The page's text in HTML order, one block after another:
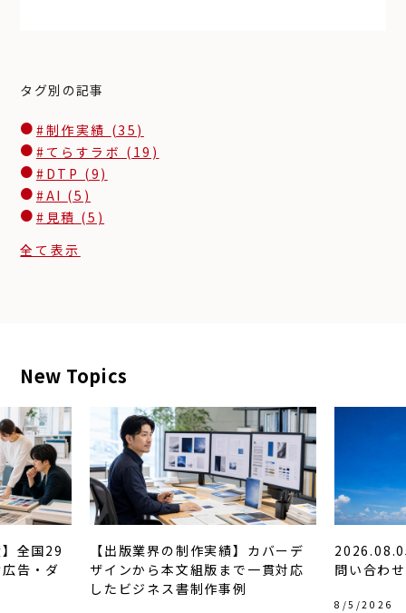
タグ別の記事
#制作実績 (35)
#てらすラボ (19)
#DTP (9)
#AI (5)
#見積 (5)
全て表示
New Topics
全国29
告・ダ
【出版業界の制作実績】カバーデ
ザインから本文組版まで一貫対応
したビジネス書制作事例
問い合わ
8/5/2026